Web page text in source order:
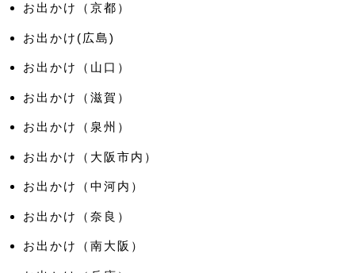
お出かけ（京都）
お出かけ(広島)
お出かけ（山口）
お出かけ（滋賀）
お出かけ（泉州）
お出かけ（大阪市内）
お出かけ（中河内）
お出かけ（奈良）
お出かけ（南大阪）